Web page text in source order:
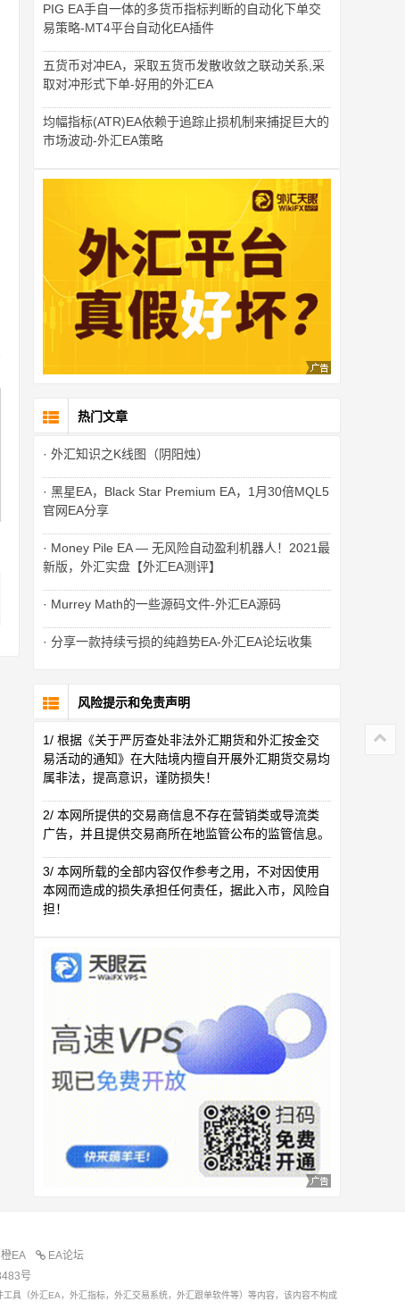
PIG EA手自一体的多货币指标判断的自动化下单交
易策略-MT4平台自动化EA插件
五货币对冲EA，采取五货币发散收敛之联动关系,采
取对冲形式下单-好用的外汇EA
均幅指标(ATR)EA依赖于追踪止损机制来捕捉巨大的
市场波动-外汇EA策略
热门文章
· 外汇知识之K线图（阴阳烛）
· 黑星EA，Black Star Premium EA，1月30倍MQL5
官网EA分享
· Money Pile EA — 无风险自动盈利机器人！2021最
新版，外汇实盘【外汇EA测评】
· Murrey Math的一些源码文件-外汇EA源码
· 分享一款持续亏损的纯趋势EA-外汇EA论坛收集
风险提示和免责声明
1/ 根据《关于严厉查处非法外汇期货和外汇按金交
易活动的通知》在大陆境内擅自开展外汇期货交易均
属非法，提高意识，谨防损失！
2/ 本网所提供的交易商信息不存在营销类或导流类
广告，并且提供交易商所在地监管公布的监管信息。
3/ 本网所载的全部内容仅作参考之用，不对因使用
本网而造成的损失承担任何责任，据此入市，风险自
担！
EA
EA论坛
号
具（外汇EA，外汇指标，外汇交易系统，外汇跟单软件等）等内容，该内容不构成